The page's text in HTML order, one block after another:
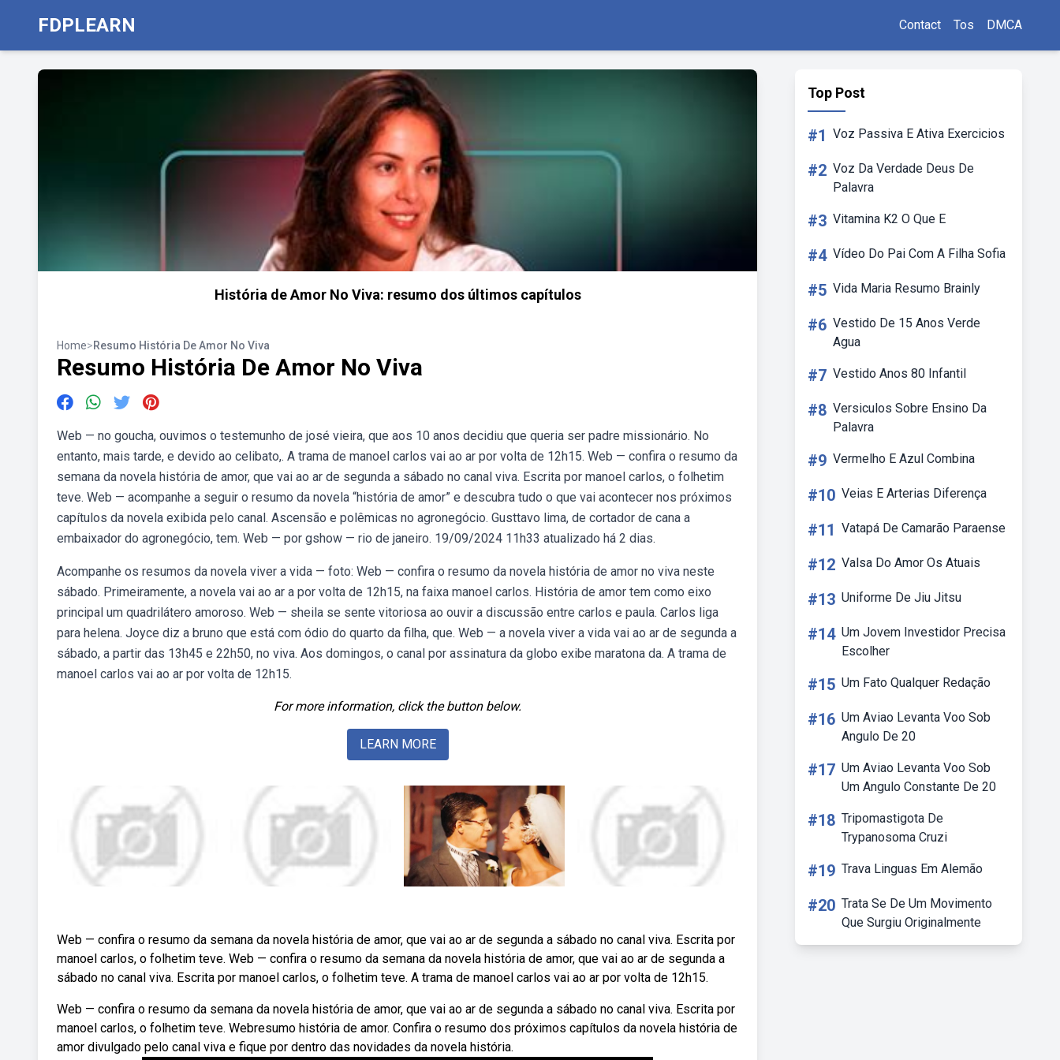
FDPLEARN Contact Tos DMCA
História de Amor No Viva: resumo dos últimos capítulos
Home>Resumo História De Amor No Viva
Resumo História De Amor No Viva
Web — no goucha, ouvimos o testemunho de josé vieira, que aos 10 anos decidiu que queria ser padre missionário. No
entanto, mais tarde, e devido ao celibato,. A trama de manoel carlos vai ao ar por volta de 12h15. Web — confira o resumo da
semana da novela história de amor, que vai ao ar de segunda a sábado no canal viva. Escrita por manoel carlos, o folhetim
teve. Web — acompanhe a seguir o resumo da novela “história de amor” e descubra tudo o que vai acontecer nos próximos
capítulos da novela exibida pelo canal. Ascensão e polêmicas no agronegócio. Gusttavo lima, de cortador de cana a
embaixador do agronegócio, tem. Web — por gshow — rio de janeiro. 19/09/2024 11h33 atualizado há 2 dias.
Acompanhe os resumos da novela viver a vida — foto: Web — confira o resumo da novela história de amor no viva neste
sábado. Primeiramente, a novela vai ao ar a por volta de 12h15, na faixa manoel carlos. História de amor tem como eixo
principal um quadrilátero amoroso. Web — sheila se sente vitoriosa ao ouvir a discussão entre carlos e paula. Carlos liga
para helena. Joyce diz a bruno que está com ódio do quarto da filha, que. Web — a novela viver a vida vai ao ar de segunda a
sábado, a partir das 13h45 e 22h50, no viva. Aos domingos, o canal por assinatura da globo exibe maratona da. A trama de
manoel carlos vai ao ar por volta de 12h15.
For more information, click the button below.
LEARN MORE
Web — confira o resumo da semana da novela história de amor, que vai ao ar de segunda a sábado no canal viva. Escrita por
manoel carlos, o folhetim teve. Web — confira o resumo da semana da novela história de amor, que vai ao ar de segunda a
sábado no canal viva. Escrita por manoel carlos, o folhetim teve. A trama de manoel carlos vai ao ar por volta de 12h15.
Web — confira o resumo da semana da novela história de amor, que vai ao ar de segunda a sábado no canal viva. Escrita por
manoel carlos, o folhetim teve. Webresumo história de amor. Confira o resumo dos próximos capítulos da novela história de
amor divulgado pelo canal viva e fique por dentro das novidades da novela história.
Top Post
#1 Voz Passiva E Ativa Exercicios
#2 Voz Da Verdade Deus De
Palavra
#3 Vitamina K2 O Que E
#4 Vídeo Do Pai Com A Filha Sofia
#5 Vida Maria Resumo Brainly
#6 Vestido De 15 Anos Verde
Agua
#7 Vestido Anos 80 Infantil
#8 Versiculos Sobre Ensino Da
Palavra
#9 Vermelho E Azul Combina
#10 Veias E Arterias Diferença
#11 Vatapá De Camarão Paraense
#12 Valsa Do Amor Os Atuais
#13 Uniforme De Jiu Jitsu
#14 Um Jovem Investidor Precisa
Escolher
#15 Um Fato Qualquer Redação
#16 Um Aviao Levanta Voo Sob
Angulo De 20
#17 Um Aviao Levanta Voo Sob
Um Angulo Constante De 20
#18 Tripomastigota De
Trypanosoma Cruzi
#19 Trava Linguas Em Alemão
#20 Trata Se De Um Movimento
Que Surgiu Originalmente